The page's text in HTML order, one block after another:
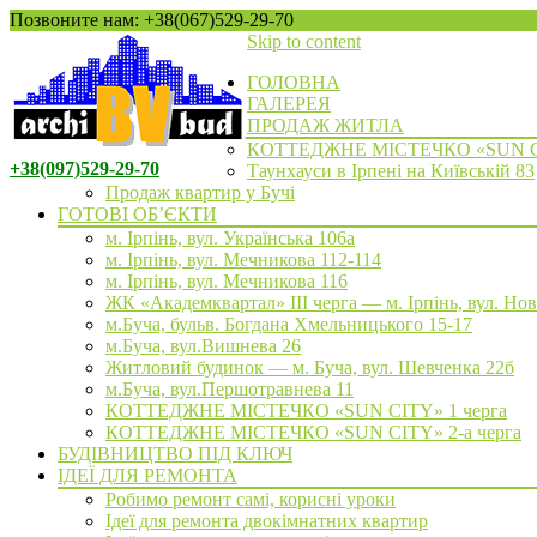
Позвоните нам: +38(067)529-29-70
+38(097)529-29-70
Skip to content
ГОЛОВНА
ГАЛЕРЕЯ
ПРОДАЖ ЖИТЛА
КОТТЕДЖНЕ МІСТЕЧКО «SUN
Таунхауси в Ірпені на Київській 83
Продаж квартир у Бучі
ГОТОВІ ОБ’ЄКТИ
м. Ірпінь, вул. Українська 106а
м. Ірпінь, вул. Мечникова 112-114
м. Ірпінь, вул. Мечникова 116
ЖК «Академквартал» III черга — м. Ірпінь, вул.
м.Буча, бульв. Богдана Хмельницького 15-17
м.Буча, вул.Вишнева 26
Житловий будинок — м. Буча, вул. Шевченка 22б
м.Буча, вул.Першотравнева 11
КОТТЕДЖНЕ МІСТЕЧКО «SUN CITY» 1 черга
КОТТЕДЖНЕ МІСТЕЧКО «SUN CITY» 2-а черга
БУДІВНИЦТВО ПІД КЛЮЧ
ІДЕЇ ДЛЯ РЕМОНТА
Робимо ремонт самі, корисні уроки
Ідеї для ремонта двокімнатних квартир